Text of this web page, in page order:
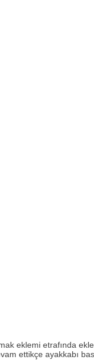
eklemi etrafında
ettikçe ayakkabı